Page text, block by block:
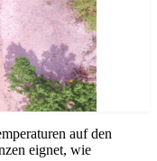
auf den
eignet, wie